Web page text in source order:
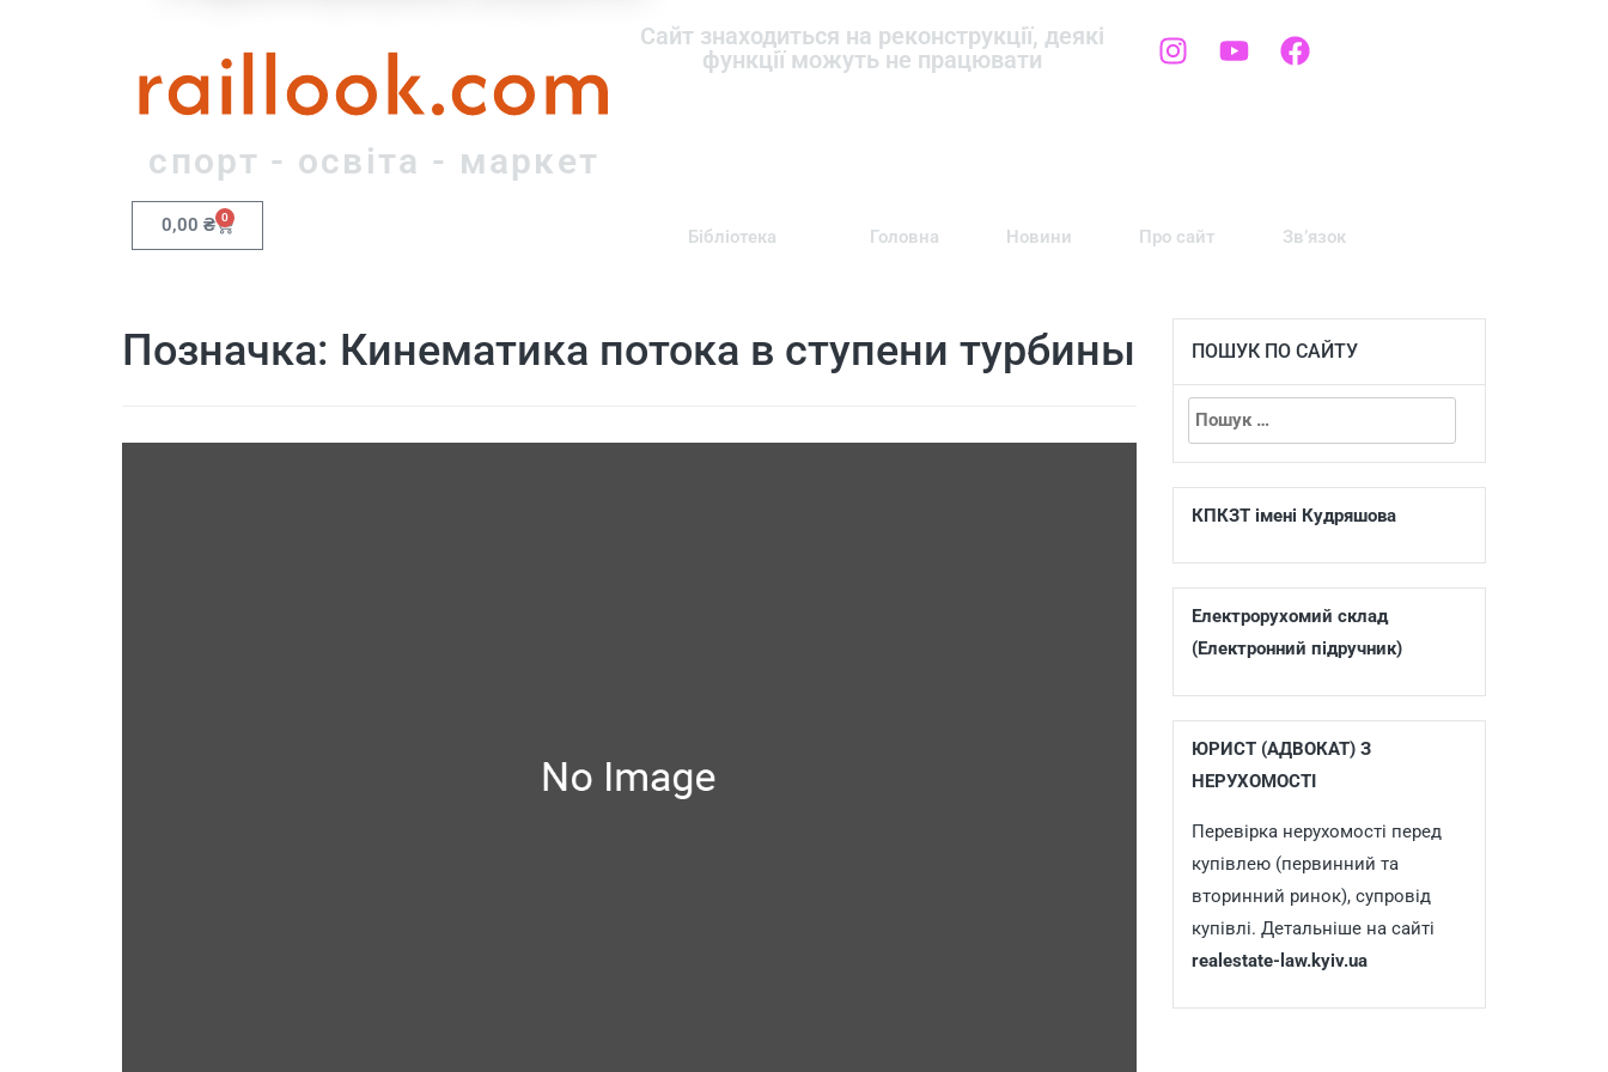
raillook.com
спорт - освіта - маркет
Сайт знаходиться на реконструкції, деякі
функції можуть не працювати
0,00 ₴ 0
Бібліотека Головна Новини Про сайт Зв’язок
Позначка: Кинематика потока в ступени турбины ПОШУК ПО САЙТУ
КПКЗТ імені Кудряшова
Електрорухомий склад
(Електронний підручник)
ЮРИСТ (АДВОКАТ) З
НЕРУХОМОСТІ
Перевірка нерухомості перед
купівлею (первинний та
вторинний ринок), супровід
купівлі. Детальніше на сайті
realestate-law.kyiv.ua